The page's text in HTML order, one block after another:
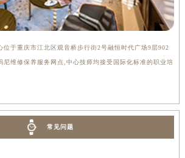
位于重庆市江北区观音桥步行街2号融恒时代广场9层902
尼维修保养服务网点,中心技师均接受国际化标准的职业培
常见问题